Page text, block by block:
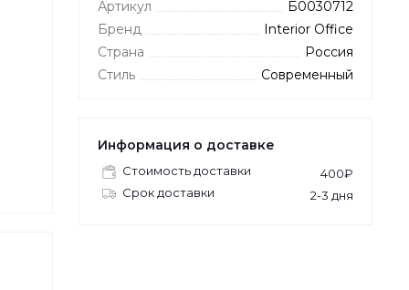
Артикул
Б0030712
Бренд
Interior Office
Страна
Россия
Стиль
Современный
Информация о доставке
Стоимость доставки
400₽
Срок доставки
2-3 дня